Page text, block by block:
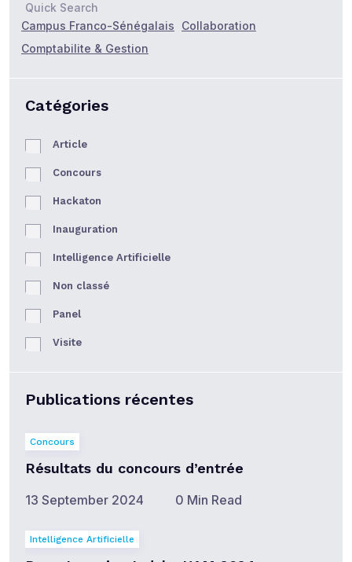
Quick Search
Campus Franco-Sénégalais
Collaboration
Comptabilite & Gestion
Catégories
Article
Concours
Hackaton
Inauguration
Intelligence Artificielle
Non classé
Panel
Visite
Publications récentes
Concours
Résultats du concours d’entrée
13 September 2024 0 Min Read
Intelligence Artificielle